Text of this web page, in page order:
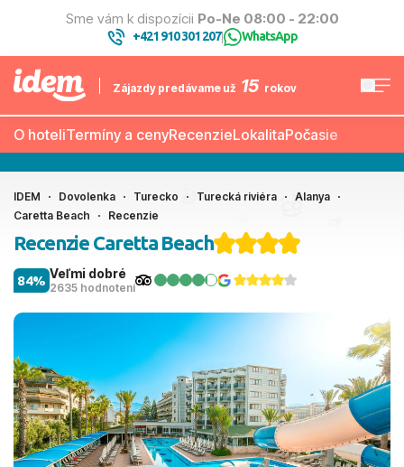
Sme vám k dispozícii Po-Ne 08:00 - 22:00
+421 910 301 207| WhatsApp
Zájazdy predávame už 15 rokov
O hoteliTermíny a cenyRecenzieLokalitaPočasie
IDEM Dovolenka Turecko Turecká riviéra
Alanya
Caretta Beach
Recenzie
Recenzie Caretta Beach
Veľmi dobré
2635 hodnotení
84%